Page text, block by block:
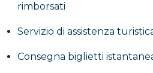
rimborsati
Servizio di assistenza
Consegna biglietti